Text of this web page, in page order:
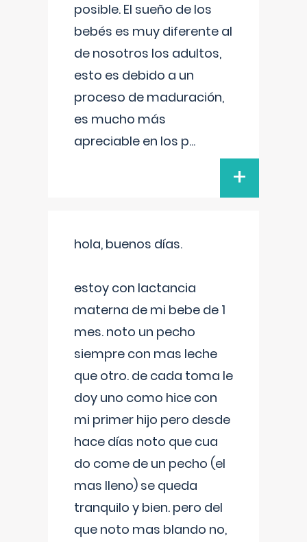
posible. El sueño de los
bebés es muy diferente al
de nosotros los adultos,
esto es debido a un
proceso de maduración,
es mucho más
apreciable en los p...
+
hola, buenos días.
estoy con lactancia
materna de mi bebe de 1
mes. noto un pecho
siempre con mas leche
que otro. de cada toma le
doy uno como hice con
mi primer hijo pero desde
hace días noto que cua
do come de un pecho (el
mas lleno) se queda
tranquilo y bien. pero del
que noto mas blando no,